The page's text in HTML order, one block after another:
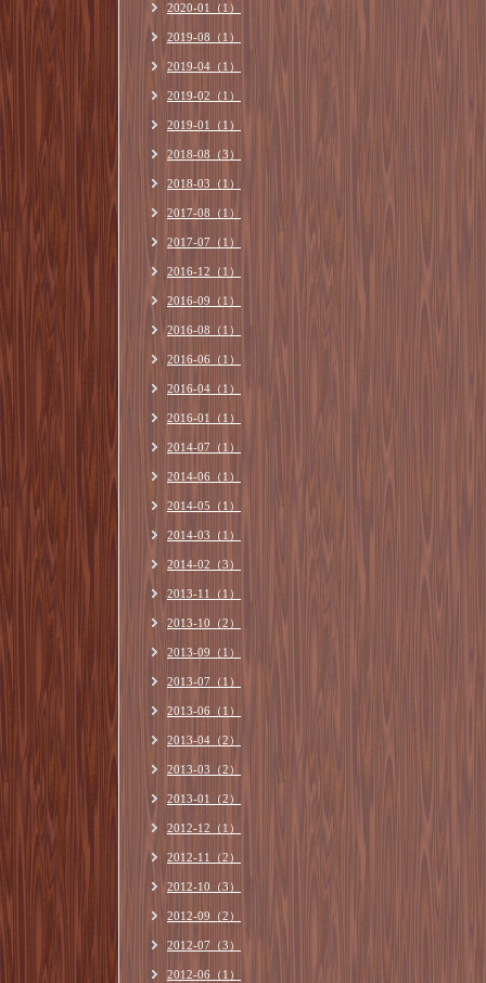
2020-01（1）
2019-08（1）
2019-04（1）
2019-02（1）
2019-01（1）
2018-08（3）
2018-03（1）
2017-08（1）
2017-07（1）
2016-12（1）
2016-09（1）
2016-08（1）
2016-06（1）
2016-04（1）
2016-01（1）
2014-07（1）
2014-06（1）
2014-05（1）
2014-03（1）
2014-02（3）
2013-11（1）
2013-10（2）
2013-09（1）
2013-07（1）
2013-06（1）
2013-04（2）
2013-03（2）
2013-01（2）
2012-12（1）
2012-11（2）
2012-10（3）
2012-09（2）
2012-07（3）
2012-06（1）